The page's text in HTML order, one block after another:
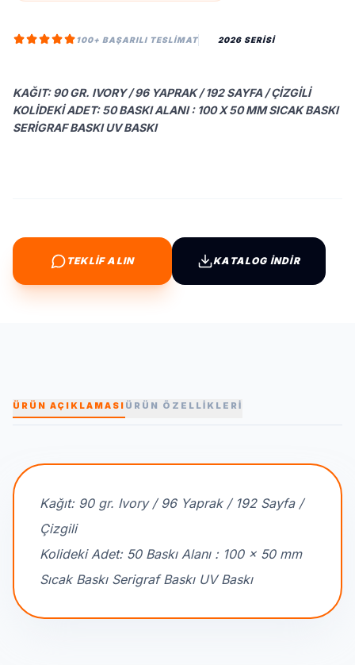
100+ BAŞARILI TESLIMAT 2026 SERİSİ
KAĞIT: 90 GR. IVORY / 96 YAPRAK / 192 SAYFA / ÇIZGILI
KOLIDEKI ADET: 50 BASKI ALANI : 100 X 50 MM SICAK BASKI
SERIGRAF BASKI UV BASKI
TEKLİF ALIN KATALOG İNDİR
ÜRÜN AÇIKLAMASI ÜRÜN ÖZELLİKLERİ
Kağıt: 90 gr. Ivory / 96 Yaprak / 192 Sayfa /
Çizgili
Kolideki Adet: 50 Baskı Alanı : 100 x 50 mm
Sıcak Baskı Serigraf Baskı UV Baskı